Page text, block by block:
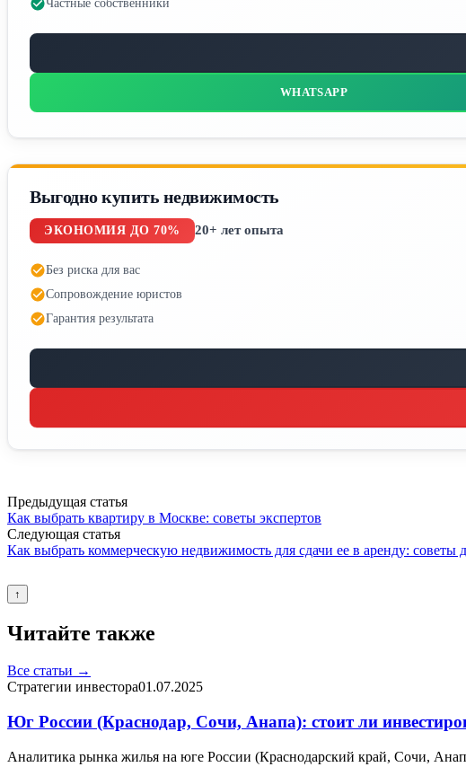
Частные собственники
WHATSAPP
Выгодно купить недвижимость
ЭКОНОМИЯ ДО 70% 20+ лет опыта
Без риска для вас
Сопровождение юристов
Гарантия результата
Предыдущая статья
Как выбрать квартиру в Москве: советы экспертов
Следующая статья
Как выбрать коммерческую недвижимость для сдачи ее в аренду:
↑
Читайте также
Все статьи →
Стратегии инвестора01.07.2025
Юг России (Краснодар, Сочи, Анапа): стоит ли
Аналитика рынка жилья на юге России (Краснодарский край, Сочи,